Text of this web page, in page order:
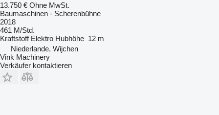
13.750 € Ohne MwSt.
Baumaschinen - Scherenbühne
2018
461 M/Std.
Kraftstoff Elektro Hubhöhe 12 m
Niederlande, Wijchen
Vink Machinery
Verkäufer kontaktieren